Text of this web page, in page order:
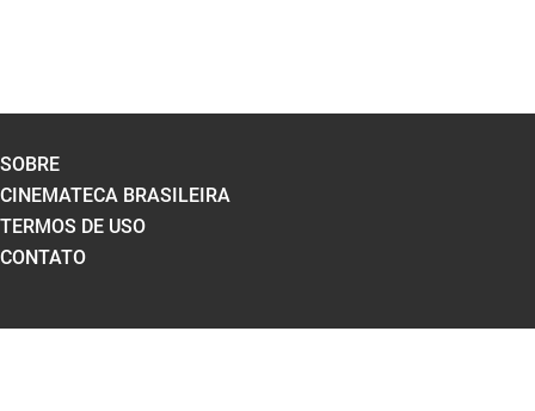
SOBRE
CINEMATECA BRASILEIRA
TERMOS DE USO
CONTATO